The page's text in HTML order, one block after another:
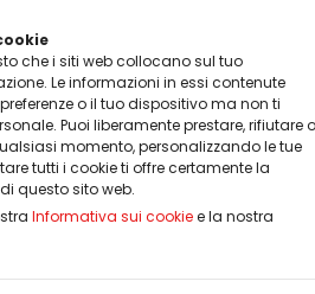
che i siti web collocano sul tuo
Le informazioni in essi contenute
o il tuo dispositivo ma non ti
Puoi liberamente prestare, rifiutare o
momento, personalizzando le tue
tutti i cookie ti offre certamente la
questo sito web.
Informativa sui cookiee la nostra
REALIZZAZIONI TESTIMONIANZE